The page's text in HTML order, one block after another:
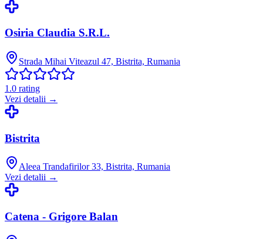
Osiria Claudia S.R.L.
Strada Mihai Viteazul 47, Bistrita, Rumania
1.0 rating
Vezi detalii →
Bistrita
Aleea Trandafirilor 33, Bistrita, Rumania
Vezi detalii →
Catena - Grigore Balan